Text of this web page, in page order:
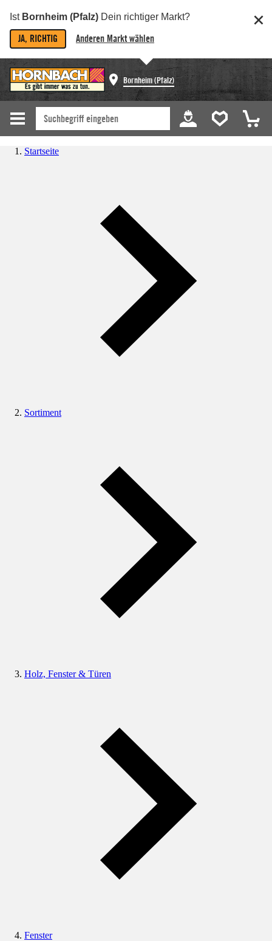
Ist Bornheim (Pfalz) Dein richtiger Markt?
JA, RICHTIG Anderen Markt wählen
Bornheim (Pfalz)
Startseite
Sortiment
Holz, Fenster & Türen
Fenster